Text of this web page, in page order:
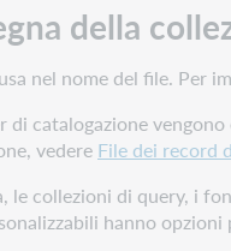
della
nel nome del file. Per
catalogazione
vedere File dei record
le collezioni di query, i
hanno